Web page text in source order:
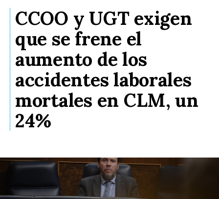
CCOO y UGT exigen
que se frene el
aumento de los
accidentes laborales
mortales en CLM, un
24%